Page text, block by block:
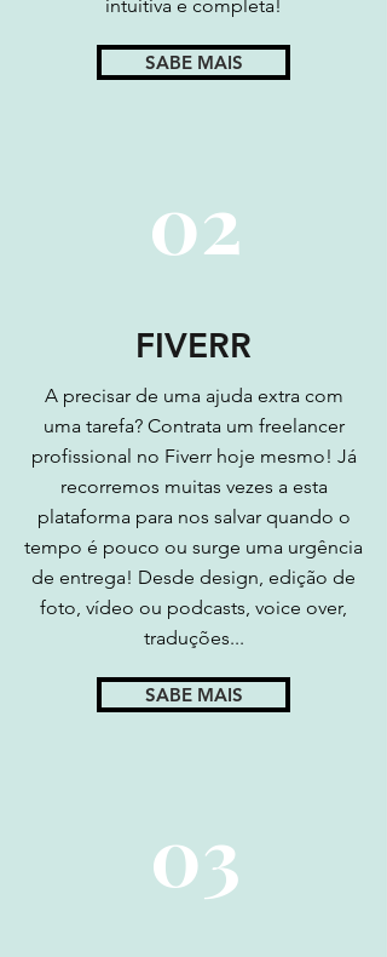
dos teus clientes com esta ferramenta
intuitiva e completa!
02
FIVERR
A precisar de uma ajuda extra com
uma tarefa? Contrata um freelancer
profissional no Fiverr hoje mesmo! Já
recorremos muitas vezes a esta
plataforma para nos salvar quando o
tempo é pouco ou surge uma urgência
de entrega! Desde design, edição de
foto, vídeo ou podcasts, voice over,
traduções...
03